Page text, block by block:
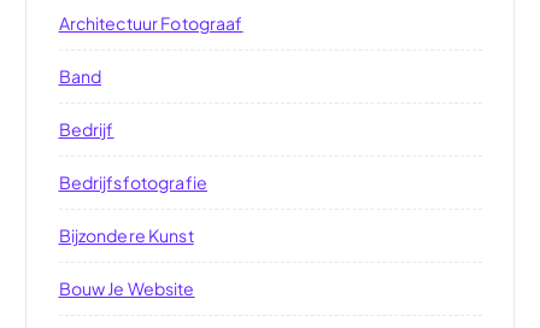
Architectuur Fotograaf
Band
Bedrijf
Bedrijfsfotografie
Bijzondere Kunst
Bouw Je Website